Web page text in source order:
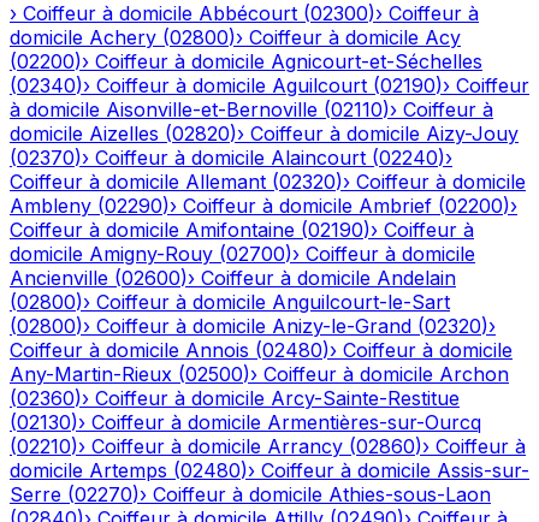
› Coiffeur à domicile Abbécourt (02300)› Coiffeur à
domicile Achery (02800)› Coiffeur à domicile Acy
(02200)› Coiffeur à domicile Agnicourt-et-Séchelles
(02340)› Coiffeur à domicile Aguilcourt (02190)› Coiffeur
à domicile Aisonville-et-Bernoville (02110)› Coiffeur à
domicile Aizelles (02820)› Coiffeur à domicile Aizy-Jouy
(02370)› Coiffeur à domicile Alaincourt (02240)›
Coiffeur à domicile Allemant (02320)› Coiffeur à domicile
Ambleny (02290)› Coiffeur à domicile Ambrief (02200)›
Coiffeur à domicile Amifontaine (02190)› Coiffeur à
domicile Amigny-Rouy (02700)› Coiffeur à domicile
Ancienville (02600)› Coiffeur à domicile Andelain
(02800)› Coiffeur à domicile Anguilcourt-le-Sart
(02800)› Coiffeur à domicile Anizy-le-Grand (02320)›
Coiffeur à domicile Annois (02480)› Coiffeur à domicile
Any-Martin-Rieux (02500)› Coiffeur à domicile Archon
(02360)› Coiffeur à domicile Arcy-Sainte-Restitue
(02130)› Coiffeur à domicile Armentières-sur-Ourcq
(02210)› Coiffeur à domicile Arrancy (02860)› Coiffeur à
domicile Artemps (02480)› Coiffeur à domicile Assis-sur-
Serre (02270)› Coiffeur à domicile Athies-sous-Laon